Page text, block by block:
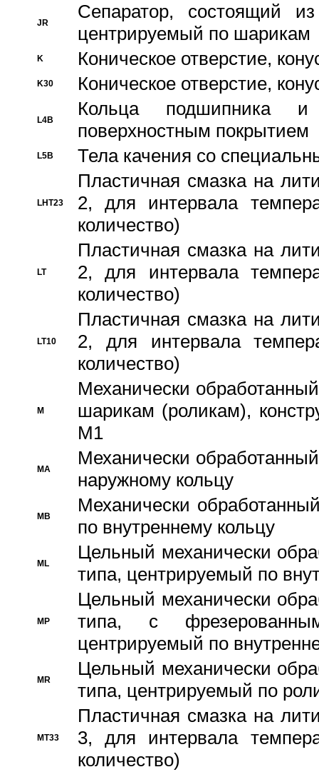
JR
Сепаратор, состоящий
центрируемый по шарикам
K Коническое отверстие,
K30 Коническое отверстие,
L4B
Кольца подшипника
поверхностным покрытием
L5B Тела качения со
LHT23
Пластичная смазка на
2, для интервала
количество)
LT
Пластичная смазка на
2, для интервала
количество)
LT10
Пластичная смазка на
2, для интервала
количество)
M
Механически
шарикам (роликам),
M1
MA
Механически
наружному кольцу
MB
Механически
по внутреннему кольцу
ML
Цельный механически
типа, центрируемый по
MP
Цельный механически
типа, с
центрируемый по
MR
Цельный механически
типа, центрируемый по
MT33
Пластичная смазка на
3, для интервала
количество)